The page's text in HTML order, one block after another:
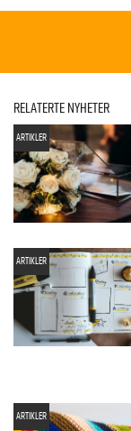
RELATERTE NYHETER
ARTIKLER
ARTIKLER
ARTIKLER